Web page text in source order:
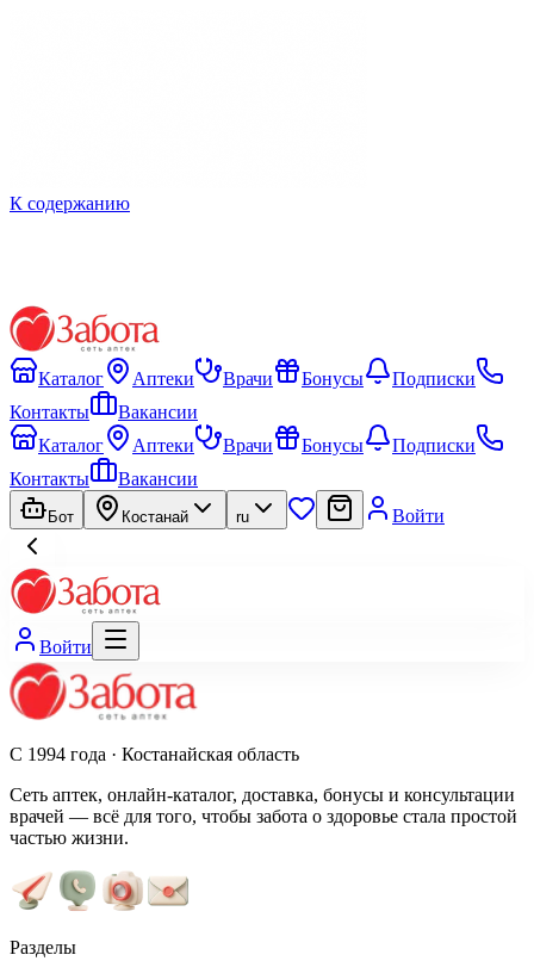
К содержанию
Каталог Аптеки Врачи Бонусы
Подписки
Контакты
Вакансии
Каталог
Аптеки Врачи Бонусы
Подписки
Контакты
Вакансии
Бот Костанай ru Войти
Войти
С 1994 года · Костанайская область
Сеть аптек, онлайн-каталог, доставка, бонусы и консультации
врачей — всё для того, чтобы забота о здоровье стала простой
частью жизни.
Разделы